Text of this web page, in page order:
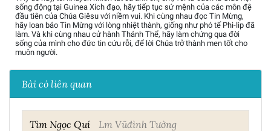
sống động tại Guinea Xích đạo, hãy tiếp tục sứ mệnh của các môn đệ
đầu tiên của Chúa Giêsu với niềm vui. Khi cùng nhau đọc Tin Mừng,
hãy loan báo Tin Mừng với lòng nhiệt thành, giống như phó tế Phi-lip đã
làm. Và khi cùng nhau cử hành Thánh Thể, hãy làm chứng qua đời
sống của mình cho đức tin cứu rỗi, để lời Chúa trở thành men tốt cho
muôn người.
Bài có liên quan
Tìm Ngọc Quí Lm Vũđình Tường